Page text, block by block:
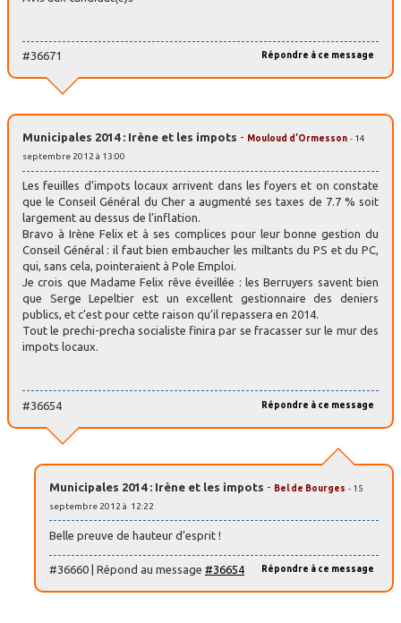
Répondre à ce message
#36671
Municipales 2014 : Irène et les impots - Mouloud d’Ormesson - 14
septembre 2012 à 13:00
Les feuilles d’impots locaux arrivent dans les foyers et on constate
que le Conseil Général du Cher a augmenté ses taxes de 7.7 % soit
largement au dessus de l’inflation.
Bravo à Irène Felix et à ses complices pour leur bonne gestion du
Conseil Général : il faut bien embaucher les miltants du PS et du PC,
qui, sans cela, pointeraient à Pole Emploi.
Je crois que Madame Felix rêve éveillée : les Berruyers savent bien
que Serge Lepeltier est un excellent gestionnaire des deniers
publics, et c’est pour cette raison qu’il repassera en 2014.
Tout le prechi-precha socialiste finira par se fracasser sur le mur des
impots locaux.
Répondre à ce message
#36654
Municipales 2014 : Irène et les impots - Bel de Bourges - 15
septembre 2012 à 12:22
Belle preuve de hauteur d’esprit !
Répondre à ce message
#36660 | Répond au message #36654